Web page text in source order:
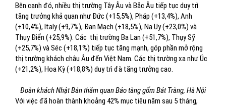
Bên cạnh đó, nhiều thị trường Tây Âu và Bắc Âu tiếp tục duy trì
tăng trưởng khả quan như Đức (+15,5%), Pháp (+13,4%), Anh
(+10,4%), Italy (+9,7%), Đan Mạch (+18,5%), Na Uy (+23,0%) và
Thụy Điển (+25,9%). Các thị trường Ba Lan (+51,7%), Thụy Sỹ
(+25,7%) và Séc (+18,1%) tiếp tục tăng mạnh, góp phần mở rộng
thị trường khách châu Âu đến Việt Nam. Các thị trường xa như Úc
(+21,2%), Hoa Kỳ (+18,8%) duy trì đà tăng trưởng cao.
Đoàn khách Nhật Bản thăm quan Bảo tàng gốm Bát Tràng, Hà Nội
Với việc đã hoàn thành khoảng 42% mục tiêu năm sau 5 tháng,